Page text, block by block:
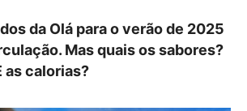
da Olá para o verão de 2025
Mas quais os sabores?
as calorias?